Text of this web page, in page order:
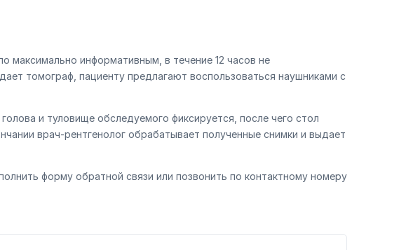
максимально информативным, в течение 12 часов не
томограф, пациенту предлагают воспользоваться наушниками с
и туловище обследуемого фиксируется, после чего стол
врач-рентгенолог обрабатывает полученные снимки и выдает
форму обратной связи или позвонить по контактному номеру